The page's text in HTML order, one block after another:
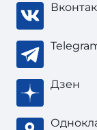
Дзен